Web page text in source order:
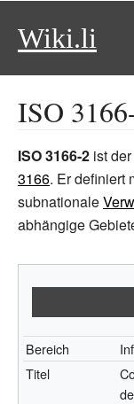
Wiki.li
ISO
ISO 3166-2 ist
3166. Er definiert
subnationale
abhängige
Bereich
Titel